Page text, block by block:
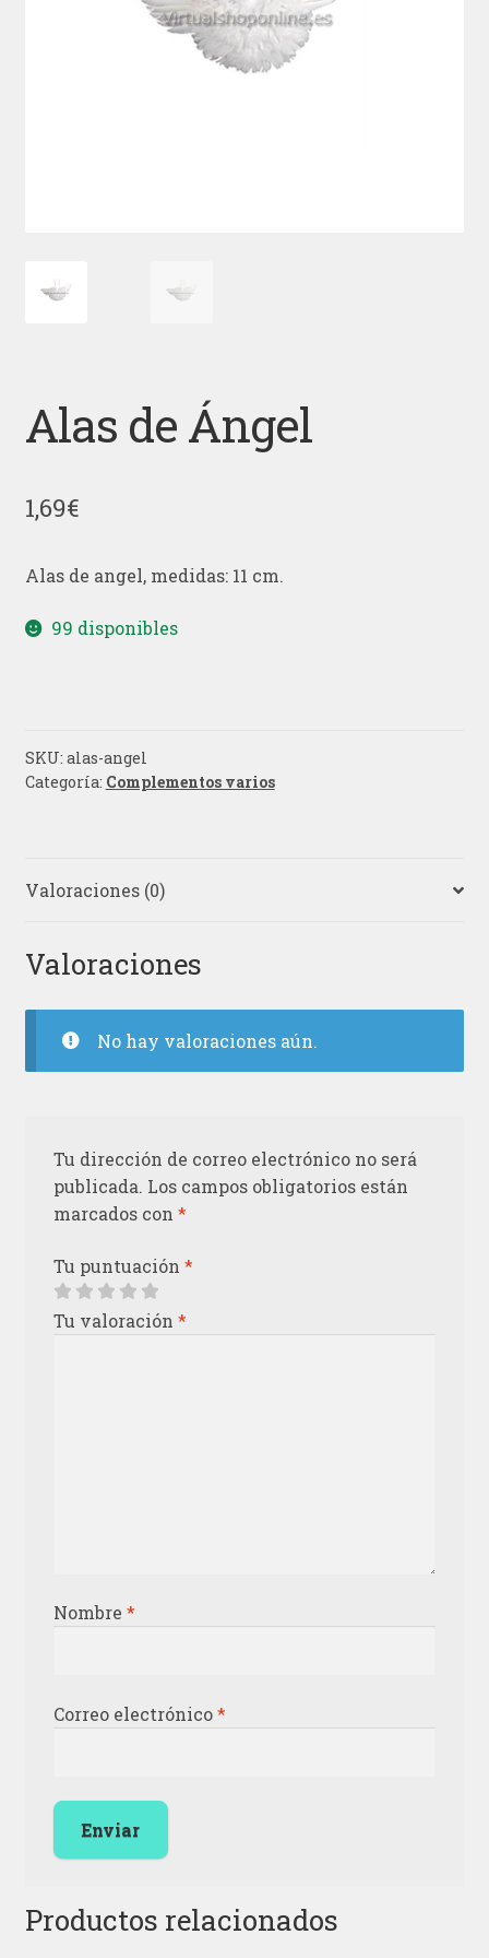
Alas de Ángel
1,69€
Alas de angel, medidas: 11 cm.
99 disponibles
SKU: alas-angel
Categoría: Complementos varios
Valoraciones (0)
Valoraciones
No hay valoraciones aún.
Tu dirección de correo electrónico no será
publicada. Los campos obligatorios están
marcados con *
Tu puntuación *
Tu valoración *
Nombre *
Correo electrónico*
Productos relacionados